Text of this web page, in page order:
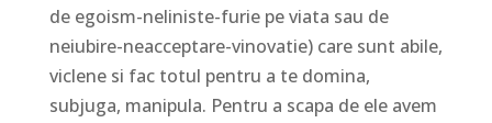
de egoism-neliniste-furie pe viata sau de
neiubire-neacceptare-vinovatie) care sunt abile,
viclene si fac totul pentru a te domina,
subjuga, manipula. Pentru a scapa de ele avem